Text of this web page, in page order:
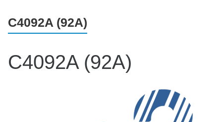
C4092A (92A)
C4092A (92A)